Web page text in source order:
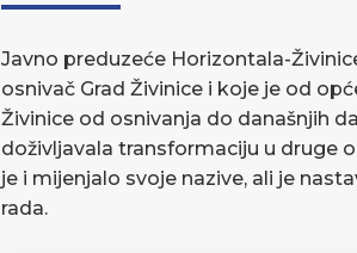
Javno preduzeće Horizontala-
osnivač Grad Živinice i koje je od
Živinice od osnivanja do današnjih
doživljavala transformaciju u druge
je i mijenjalo svoje nazive, ali je
rada.